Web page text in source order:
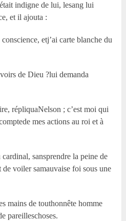
indigne de lui, lesang lui
et il ajouta :
etj’ai carte blanche du
de Dieu ?lui demanda
répliquaNelson ; c’est moi qui
mes actions au roi et à
sansprendre la peine de
voiler samauvaise foi sous une
mains de touthonnête homme
pareilleschoses.